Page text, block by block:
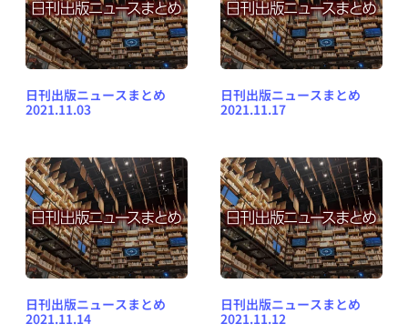
日刊出版ニュースまとめ
2021.11.03
日刊出版ニュースまとめ
2021.11.17
日刊出版ニュースまとめ
2021.11.14
日刊出版ニュースまとめ
2021.11.12